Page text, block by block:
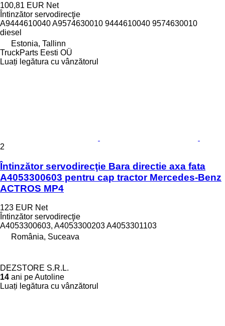
100,81 EUR Net
Întinzător servodirecţie
A9444610040 A9574630010 9444610040 9574630010
diesel
Estonia, Tallinn
TruckParts Eesti OÜ
Luați legătura cu vânzătorul
2
Întinzător servodirecţie Bara directie axa fata
A4053300603 pentru cap tractor Mercedes-Benz
ACTROS MP4
123 EUR Net
Întinzător servodirecţie
A4053300603, A4053300203 A4053301103
România, Suceava
DEZSTORE S.R.L.
14 ani pe Autoline
Luați legătura cu vânzătorul